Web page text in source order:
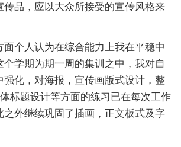
传品，应以大众所接受的宣传风格来
个人认为在综合能力上我在平稳中
个学期为期一周的集训之中，我对自
强化，对海报，宣传画版式设计，整
标题设计等方面的练习已在每次工作
之外继续巩固了插画，正文板式及字